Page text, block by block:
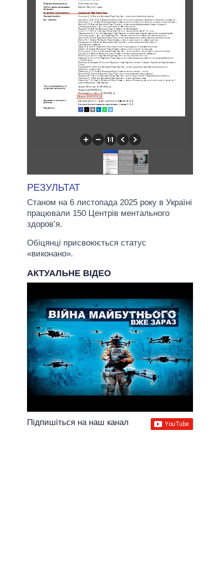
РЕЗУЛЬТАТ
Станом на 6 листопада 2025 року в Україні
працювали 150 Центрів ментального
здоров’я.
Обіцянці присвоюється статус
«виконано».
АКТУАЛЬНЕ ВІДЕО
Підпишіться на наш канал